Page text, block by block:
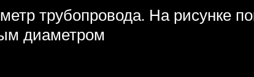
трубопровода. На рисунке
диаметром